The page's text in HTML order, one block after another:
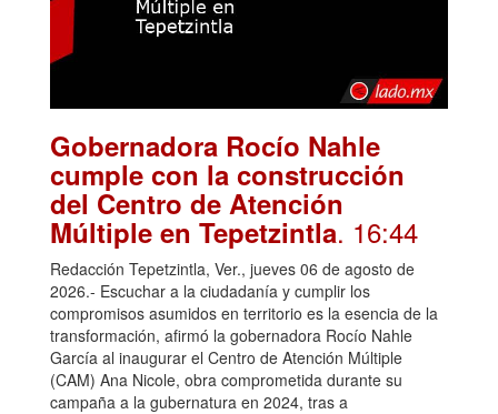
Gobernadora Rocío Nahle
cumple con la construcción
del Centro de Atención
Múltiple en Tepetzintla. 16:44
Redacción Tepetzintla, Ver., jueves 06 de agosto de
2026.- Escuchar a la ciudadanía y cumplir los
compromisos asumidos en territorio es la esencia de la
transformación, afirmó la gobernadora Rocío Nahle
García al inaugurar el Centro de Atención Múltiple
(CAM) Ana Nicole, obra comprometida durante su
campaña a la gubernatura en 2024, tras a